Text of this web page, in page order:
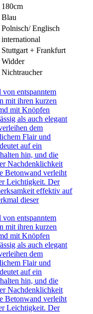
180cm
Blau
Polnisch/ Englisch
international
Stuttgart + Frankfurt
Widder
Nichtraucher